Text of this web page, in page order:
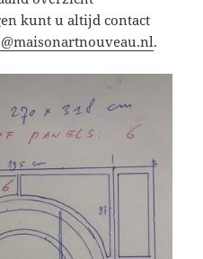
kunt u altijd contact
.